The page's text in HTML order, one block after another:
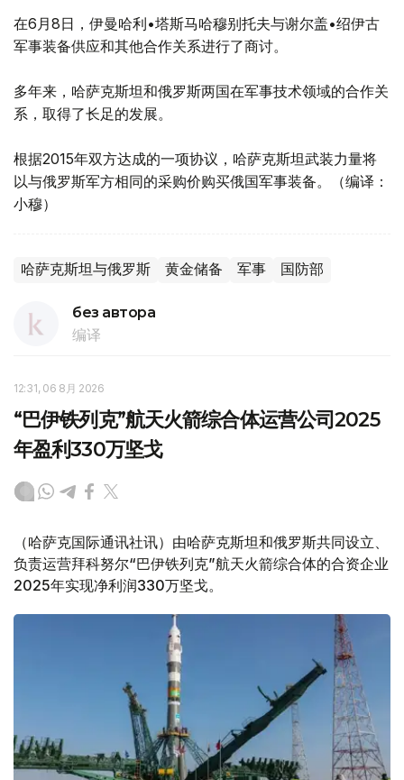
在6月8日，伊曼哈利•塔斯马哈穆别托夫与谢尔盖•绍伊古
军事装备供应和其他合作关系进行了商讨。
多年来，哈萨克斯坦和俄罗斯两国在军事技术领域的合作关
系，取得了长足的发展。
根据2015年双方达成的一项协议，哈萨克斯坦武装力量将
以与俄罗斯军方相同的采购价购买俄国军事装备。（编译：
小穆）
哈萨克斯坦与俄罗斯 黄金储备 军事 国防部
без автора
编译
12:31, 06 8月 2026
“巴伊铁列克”航天火箭综合体运营公司2025
年盈利330万坚戈
（哈萨克国际通讯社讯）由哈萨克斯坦和俄罗斯共同设立、
负责运营拜科努尔“巴伊铁列克”航天火箭综合体的合资企业
2025年实现净利润330万坚戈。